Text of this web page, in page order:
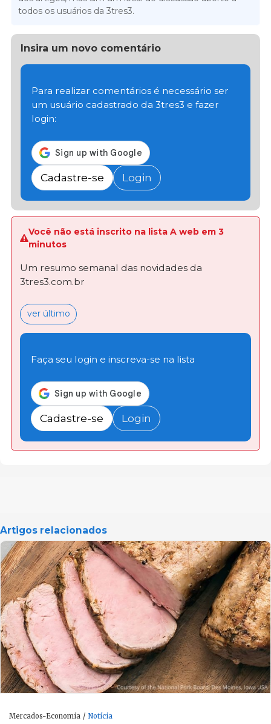
todos os usuários da 3tres3.
Insira um novo comentário
Para realizar comentários é necessário ser
um usuário cadastrado da 3tres3 e fazer
login:
Cadastre-se Login
Você não está inscrito na lista A web em 3
minutos
Um resumo semanal das novidades da
3tres3.com.br
ver último
Faça seu login e inscreva-se na lista
Cadastre-se Login
Artigos relacionados
Mercados-Economia Notícia